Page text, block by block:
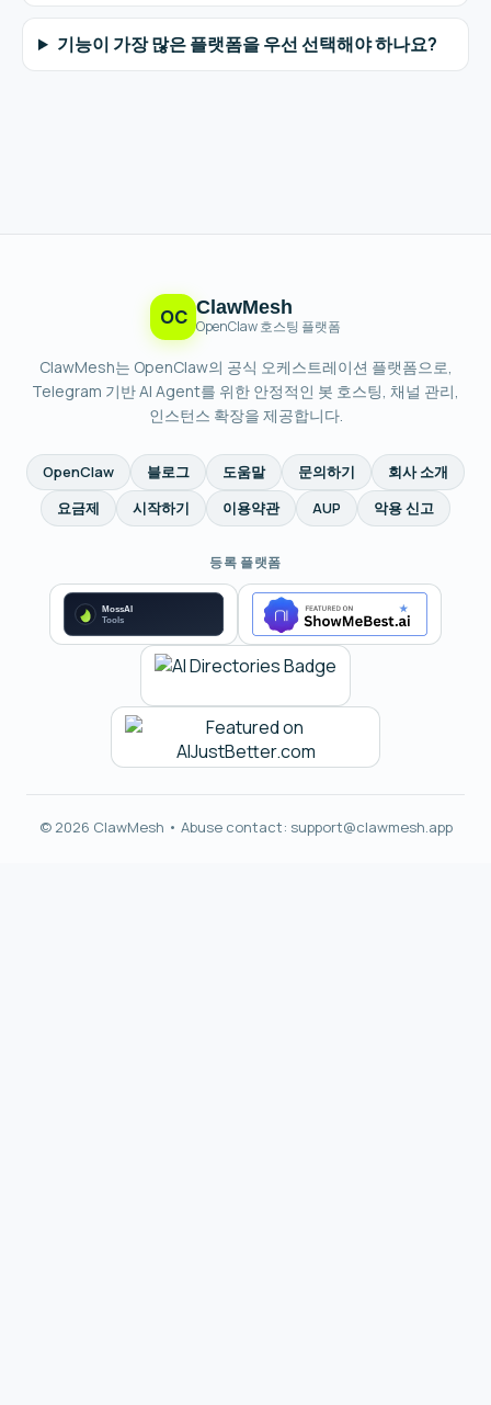
기능이 가장 많은 플랫폼을 우선 선택해야 하나요?
OC ClawMesh
OpenClaw 호스팅 플랫폼
ClawMesh는 OpenClaw의 공식 오케스트레이션 플랫폼으로,
Telegram 기반 AI Agent를 위한 안정적인 봇 호스팅, 채널 관리,
인스턴스 확장을 제공합니다.
OpenClaw 블로그 도움말 문의하기
회사 소개
요금제
시작하기 이용약관 AUP 악용 신고
등록 플랫폼
© 2026 ClawMesh • Abuse contact: support@clawmesh.app